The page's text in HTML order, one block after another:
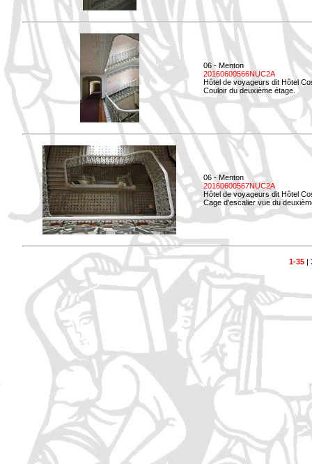
06 - Menton
20160600566NUC2A
Hôtel de voyageurs dit Hôtel
Couloir du deuxième étage.
06 - Menton
20160600567NUC2A
Hôtel de voyageurs dit Hôtel
Cage d'escalier vue du
1-35|